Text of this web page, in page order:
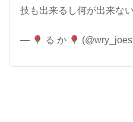
技も出来るし何が出来な
— る か